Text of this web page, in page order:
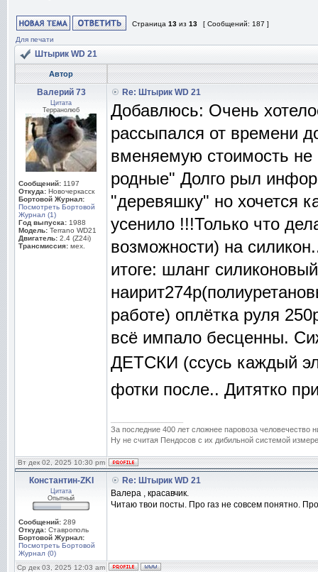
Страница 13 из 13
[ Сообщений: 187 ]
Для печати
Штырик WD 21
Автор
Валерий 73
Цитата
Терранолюб
Сообщений: 1197
Откуда: Новочеркасск
Бортовой Журнал:
Посмотреть Бортовой
Журнал (1)
Год выпуска: 1988
Модель: Terrano WD21
Двигатель: 2.4 (Z24i)
Трансмиссия: мех.
Re: Штырик WD 21
Добавлюсь: Очень
рассыпался от времени
вменяемую стоимость не
родные" Долго рыл
"деревяшку" но хочется
усенило !!!Только что
возможности) на
итоге: шланг
работе) оплётка руля
всё импало бесценны.
ДЕТСКИ (ссусь каждый
фотки после.. Дитятко
За последние 400 лет сложнее паровоза человечество
Ну не считая Пендосов с их дибильной системой
Вт дек 02, 2025 10:30 pm
Константин-ZKI
Цитата
Опытный
Сообщений: 289
Откуда: Ставрополь
Бортовой Журнал:
Посмотреть Бортовой
Журнал (0)
Re: Штырик WD 21
Валера , красавчик.
Читаю твои посты. Про газ не совсем понятно.
Ср дек 03, 2025 12:03 am